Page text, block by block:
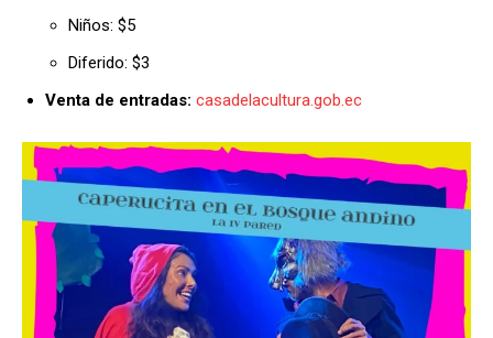
Niños: $5
Diferido: $3
Venta de entradas: casadelacultura.gob.ec